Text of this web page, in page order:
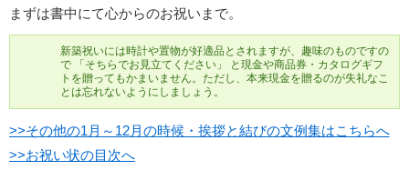
まずは書中にて心からのお祝いまで。
新築祝いには時計や置物が好適品とされますが、趣味のものですの
で 「そちらでお見立てください」 と現金や商品券・カタログギフ
トを贈ってもかまいません。ただし、本来現金を贈るのが失礼なこ
とは忘れないようにしましょう。
>>その他の1月～12月の時候・挨拶と結びの文例集はこちらへ
>>お祝い状の目次へ